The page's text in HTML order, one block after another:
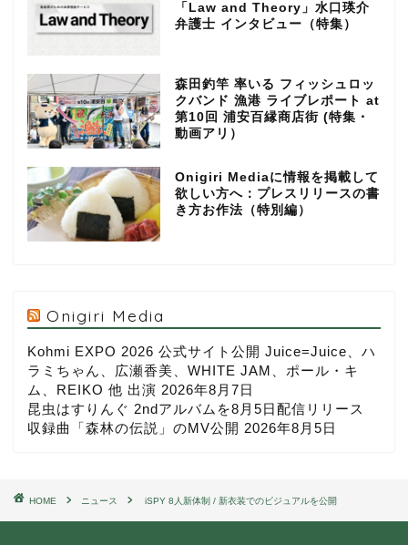
「Law and Theory」水口瑛介
弁護士 インタビュー（特集）
森田釣竿 率いる フィッシュロッ
クバンド 漁港 ライブレポート at
第10回 浦安百縁商店街 (特集・
動画アリ）
Onigiri Mediaに情報を掲載して
欲しい方へ：プレスリリースの書
き方お作法（特別編）
Onigiri Media
Kohmi EXPO 2026 公式サイト公開 Juice=Juice、ハ
ラミちゃん、広瀬香美、WHITE JAM、ポール・キ
ム、REIKO 他 出演 2026年8月7日
昆虫はすりんぐ 2ndアルバムを8月5日配信リリース
収録曲「森林の伝説」のMV公開 2026年8月5日
HOME ニュース iSPY 8人新体制 / 新衣装でのビジュアルを公開